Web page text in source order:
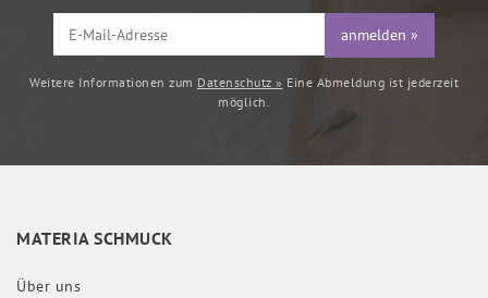
anmelden »
Weitere Informationen zum Datenschutz » Eine Abmeldung ist jederzeit
möglich.
MATERIA SCHMUCK
Über uns